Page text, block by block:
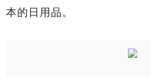
本的日用品。